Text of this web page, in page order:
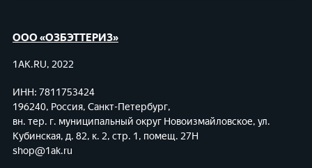
ООО «ОЗБЭТТЕРИЗ»
1AK.RU, 2022
ИНН: 7811753424
196240, Россия, Санкт-Петербург,
вн. тер. г. муниципальный округ Новоизмайловское, ул.
Кубинская, д. 82, к. 2, стр. 1, помещ. 27Н
shop@1ak.ru